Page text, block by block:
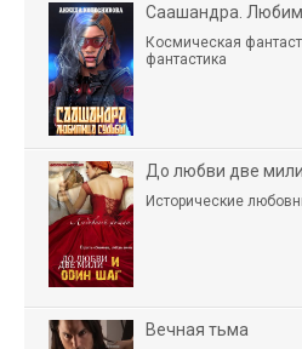
Саашандра.
Космическая
фантастика
До любви две
Исторические
Вечная тьма